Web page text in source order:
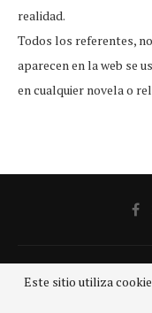
realidad.
Todos los referentes,
aparecen en la web se
en cualquier novela o
@2020 - Todos
Este sitio utiliza